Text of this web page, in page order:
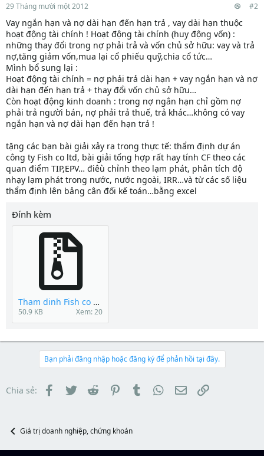
r
e
r
29 Tháng mười một 2012 #2
Vay ngắn hạn và nợ dài hạn đến hạn trả , vay dài hạn thuộc
hoạt động tài chính ! Hoạt động tài chính (huy động vốn) :
những thay đổi trong nợ phải trả và vốn chủ sở hữu: vay và trả
nợ,tăng giảm vốn,mua lại cổ phiếu quỹ,chia cổ tức…
Mình bổ sung lại :
Hoạt động tài chính = nợ phải trả dài hạn + vay ngắn hạn và nợ
dài hạn đến hạn trả + thay đổi vốn chủ sở hữu…
Còn hoạt động kinh doanh : trong nợ ngắn hạn chỉ gồm nợ
phải trả người bán, nợ phải trả thuế, trả khác…không có vay
ngắn hạn và nợ dài hạn đến hạn trả !
tặng các bạn bài giải xảy ra trong thực tế: thẩm định dự án
công ty Fish co ltd, bài giải tổng hợp rất hay tính CF theo các
quan điểm TIP,EPV… điêù chỉnh theo lạm phát, phân tích độ
nhạy lạm phát trong nước, nước ngoài, IRR…và từ các số liệu
thẩm định lên bảng cân đối kế toán…bằng excel
Đính kèm
Tham dinh Fish co Ltd(Tan Binh).rar
50.9 KB Xem: 20
Bạn phải đăng nhập hoặc đăng ký để phản hồi tại đây.
Chia sẻ: Facebook
TwitterReddit PinterestTumblr WhatsApp
EmailLink
Giá trị doanh nghiệp, chứng khoán